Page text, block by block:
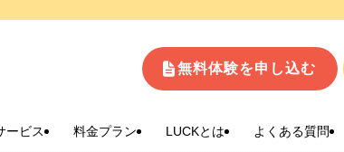
ービス 料金プラン LUCKとは よくある質問
無料体験を申し込む